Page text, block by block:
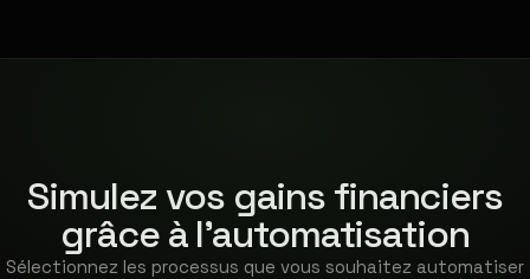
Simulez vos gains financiers
grâce à l'automatisation
Sélectionnez les processus que vous souhaitez automatiser